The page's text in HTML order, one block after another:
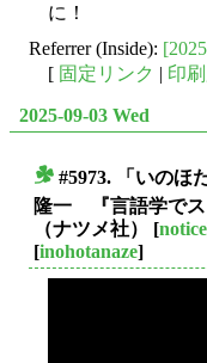
に！
Referrer (Inside):
[ 固定リンク | 印
2025-09-03 Wed
#5973. 「いのほ
隆一 『言語学でス
（ナツメ社）
[notice
[inohotanaze]